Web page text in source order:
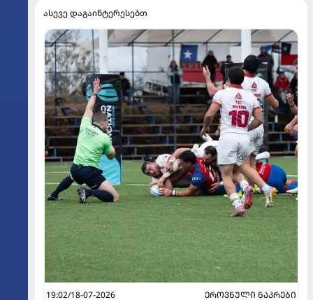
ასევე დაგაინტერესებთ
19:02/18-07-2026
ᲔᲠᲝᲕᲜᲣᲚᲘ ᲜᲐᲙᲠᲔᲑᲘ